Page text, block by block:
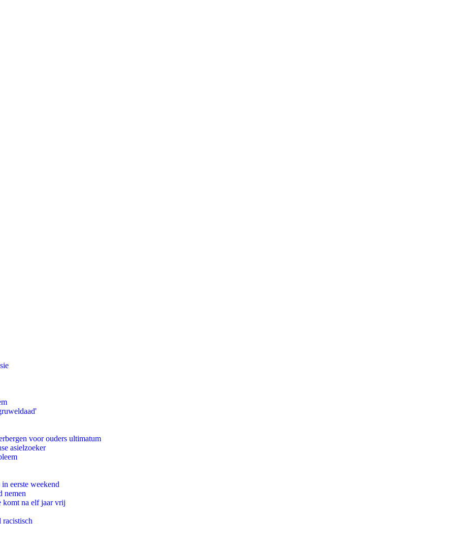
voor ouders ultimatum
asielzoeker
eerste weekend
nemen
komt na elf jaar vrij
racistisch